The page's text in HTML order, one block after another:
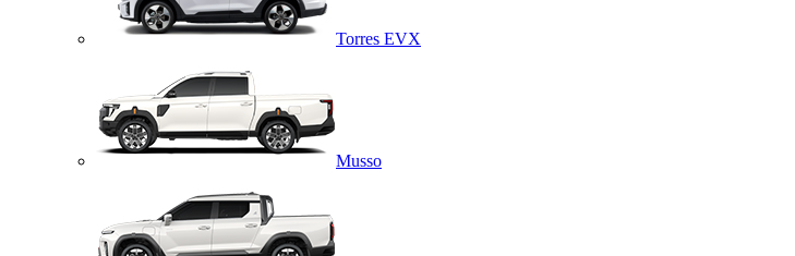
Torres EVX
Musso